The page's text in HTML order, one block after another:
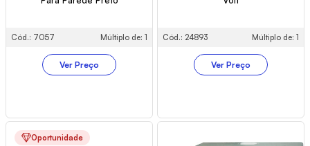
Cód.: 7057 Múltiplo de: 1
Ver Preço
Cód.: 24893 Múltiplo de: 1
Ver Preço
Oportunidade